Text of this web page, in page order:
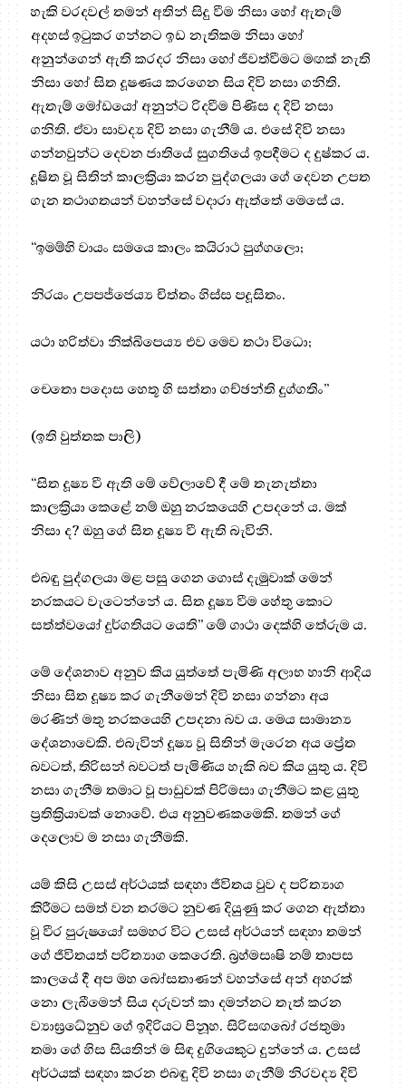
හැකි වරදවල් තමන් අතින් සිදු වීම නිසා හෝ ඇතැම්
අදහස් ඉටුකර ගන්නට ඉඩ නැතිකම නිසා හෝ
අනුන්ගෙන් ඇති කරදර නිසා හෝ ජීවත්වීමට මඟක් නැති
නිසා හෝ සිත දූෂණය කරගෙන සිය දිවි නසා ගනිති.
ඇතැම් මෝඩයෝ අනුන්ට රිදවීම පිණිස ද දිවි නසා
ගනිති. ඒවා සාවද්‍ය දිවි නසා ගැනීම් ය. එසේ දිවි නසා
ගන්නවුන්ට දෙවන ජාතියේ සුගතියේ ඉපදීමට ද දුෂ්කර ය.
දූෂිත වූ සිතින් කාලක්‍රියා කරන පුද්ගලයා ගේ දෙවන උපත
ගැන තථාගතයන් වහන්සේ වදාරා ඇත්තේ මෙසේ ය.
“ඉමම්හි වායං සමයෙ කාලං කයිරාථ පුග්ගලො;
නිරයං උපපජ්ජෙය්‍ය චිත්තං හිස්ස පදූසිතං.
යථා හරිත්වා නික්ඛිපෙය්‍ය එව මෙව තථා විධො;
චෙතො පදොස හෙතූ හි සත්තා ගච්ඡන්ති දුග්ගතිං”
(ඉති වුත්තක පාලි)
“සිත දූෂ්‍ය වී ඇති මේ වේලාවේ දී මේ තැනැත්තා
කාලක්‍රියා කෙළේ නම් ඔහු නරකයෙහි උපදනේ ය. මක්
නිසා ද? ඔහු ගේ සිත දූෂ්‍ය වී ඇති බැවිනි.
එබඳු පුද්ගලයා මළ පසු ගෙන ගොස් දැමුවාක් මෙන්
නරකයට වැටෙන්නේ ය. සිත දූෂ්‍ය වීම හේතු කොට
සත්ත්වයෝ දුර්ගතියට යෙති” මේ ගාථා දෙක්හි තේරුම ය.
මේ දේශනාව අනුව කිය යුත්තේ පැමිණි අලාභ හානි ආදිය
නිසා සිත දූෂ්‍ය කර ගැනීමෙන් දිවි නසා ගන්නා අය
මරණින් මතු නරකයෙහි උපදනා බව ය. මෙය සාමාන්‍ය
දේශනාවෙකි. එබැවින් දූෂ්‍ය වූ සිතින් මැරෙන අය ප්‍රේත
බවටත්, තිරිසන් බවටත් පැමිණිය හැකි බව කිය යුතු ය. දිවි
නසා ගැනීම තමාට වූ පාඩුවක් පිරිමසා ගැනීමට කළ යුතු
ප්‍ර‍තික්‍රියාවක් නොවේ. එය අනුවණකමෙකි. තමන් ගේ
දෙලොව ම නසා ගැනීමකි.
යම් කිසි උසස් අර්ථයක් සඳහා ජීවිතය වුව ද පරිත්‍යාග
කිරීමට සමත් වන තරමට නුවණ දියුණු කර ගෙන ඇත්තා
වූ වීර පුරුෂයෝ සමහර විට උසස් අර්ථයන් සඳහා තමන්
ගේ ජීවිතයත් පරිත්‍යාග කෙරෙති. බ්‍ර‍හ්මසෘෂි නම් තාපස
කාලයේ දී අප මහ බෝසතාණන් වහන්සේ අන් අහරක්
නො ලැබීමෙන් සිය දරුවන් කා දමන්නට තැත් කරන
ව්‍යාඝ්‍රධේනුව ගේ ඉදිරියට පිනූහ. සිරිසඟබෝ රජතුමා
තමා ගේ හිස සියතින් ම සිඳ දුගියෙකුට දුන්නේ ය. උසස්
අර්ථයක් සඳහා කරන එබඳු දිවි නසා ගැනීම් නිරවද්‍ය දිවි